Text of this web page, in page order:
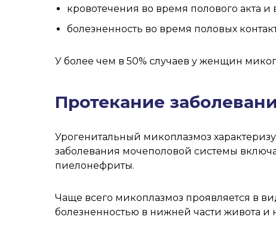
кровотечения во время полового акта и
болезненность во время половых
У более чем в 50% случаев у женщин
Протекание
Урогенитальный микоплазмоз
заболевания мочеполовой системы
пиелонефриты.
Чаще всего микоплазмоз проявляется в
болезненностью в нижней части живота